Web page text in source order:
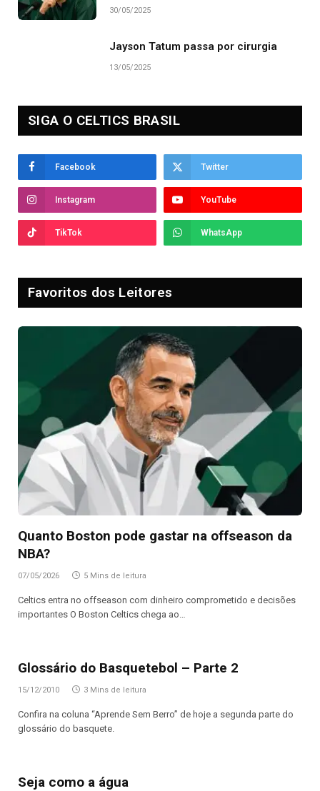
30/05/2025
Jayson Tatum passa por cirurgia
13/05/2025
SIGA O CELTICS BRASIL
Facebook Twitter
Instagram YouTube
TikTok WhatsApp
Favoritos dos Leitores
Quanto Boston pode gastar na offseason da
NBA?
07/05/2026 5 Mins de leitura
Celtics entra no offseason com dinheiro comprometido e decisões
importantes O Boston Celtics chega ao…
Glossário do Basquetebol – Parte 2
15/12/2010 3 Mins de leitura
Confira na coluna “Aprende Sem Berro” de hoje a segunda parte do
glossário do basquete.
Seja como a água